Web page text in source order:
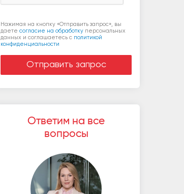
Нажимая на кнопку «Отправить запрос», вы
даете согласие на обработку персональных
данных и соглашаетесь c политикой
конфиденциальности
Ответим на все
вопросы